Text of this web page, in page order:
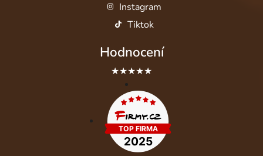
Instagram
Tiktok
Hodnocení
★★★★★